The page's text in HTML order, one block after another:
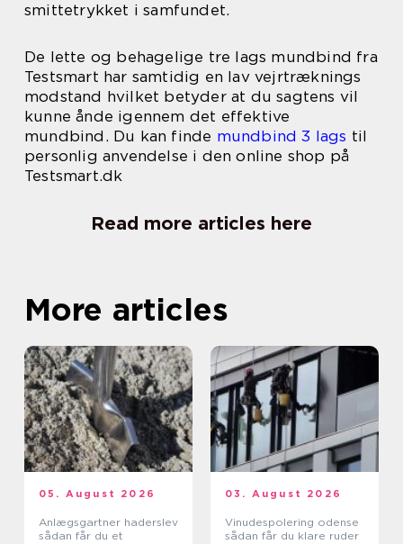
smittetrykket i samfundet.
De lette og behagelige tre lags mundbind fra
Testsmart har samtidig en lav vejrtræknings
modstand hvilket betyder at du sagtens vil
kunne ånde igennem det effektive
mundbind. Du kan finde mundbind 3 lags til
personlig anvendelse i den online shop på
Testsmart.dk
Read more articles here
More articles
05. August 2026
Anlægsgartner haderslev
sådan får du et
03. August 2026
Vinudespolering odense
sådan får du klare ruder